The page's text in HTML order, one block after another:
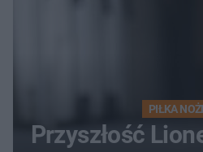
PIŁKA
Przyszłość